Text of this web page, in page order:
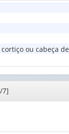
ou cabeça
7]